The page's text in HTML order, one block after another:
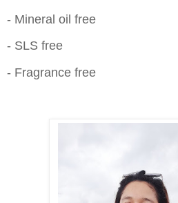
- Mineral oil free
- SLS free
- Fragrance free